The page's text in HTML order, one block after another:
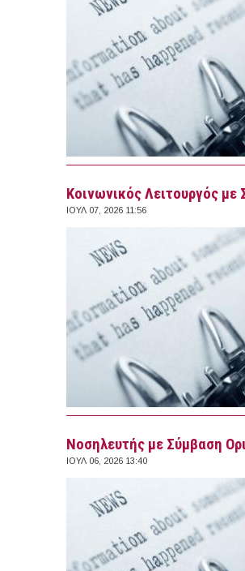
Κοινωνικός Λειτουργός
ΙΟΥΛ 07, 2026 11:56
Νοσηλευτής με Σύμβαση
ΙΟΥΛ 06, 2026 13:40